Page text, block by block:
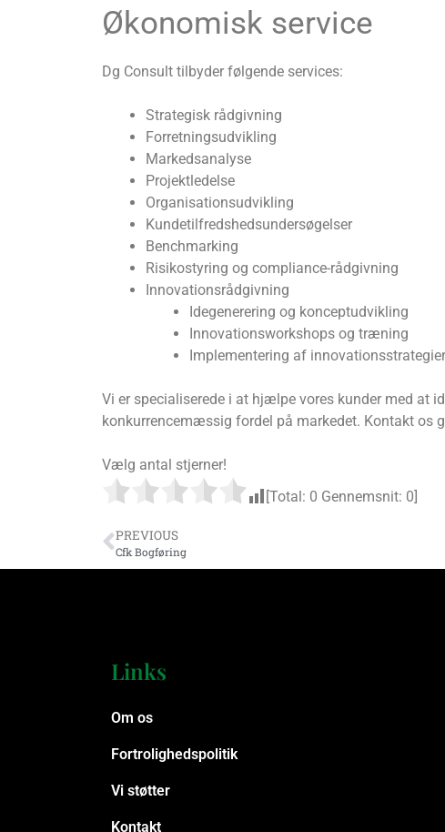
Økonomisk service
Dg Consult tilbyder følgende services:
Strategisk rådgivning
Forretningsudvikling
Markedsanalyse
Projektledelse
Organisationsudvikling
Kundetilfredshedsundersøgelser
Benchmarking
Risikostyring og compliance-rådgivning
Innovationsrådgivning
Idegenerering og konceptudvikling
Innovationsworkshops og træning
Implementering af innovationsstrategier
Vi er specialiserede i at hjælpe vores kunder med at
konkurrencemæssig fordel på markedet. Kontakt os
Vælg antal stjerner!
[Total: 0 Gennemsnit: 0]
PREVIOUS
Cfk Bogføring
Links
Om os
Fortrolighedspolitik
Vi støtter
Kontakt